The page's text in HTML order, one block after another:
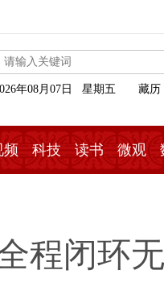
年08月07日 星期五 藏历
频 科技 读书 微观
程闭环